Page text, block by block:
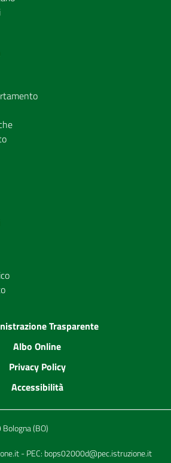
Trasparente
Albo Online
Privacy Policy
Accessibilità
(BO)
- PEC: bops02000d@pec.istruzione.it